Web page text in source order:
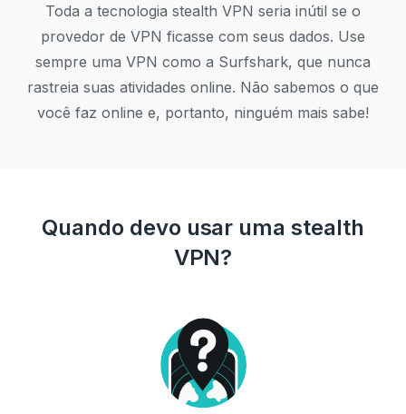
Toda a tecnologia stealth VPN seria inútil se o
provedor de VPN ficasse com seus dados. Use
sempre uma VPN como a Surfshark, que nunca
rastreia suas atividades online. Não sabemos o que
você faz online e, portanto, ninguém mais sabe!
Quando devo usar uma stealth
VPN?